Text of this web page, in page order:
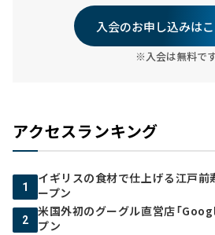
入会のお申し込みは
※入会は無料で
アクセスランキング
1
イギリスの食材で仕上げる江戸前
ープン
2
米国外初のグーグル直営店「
プン